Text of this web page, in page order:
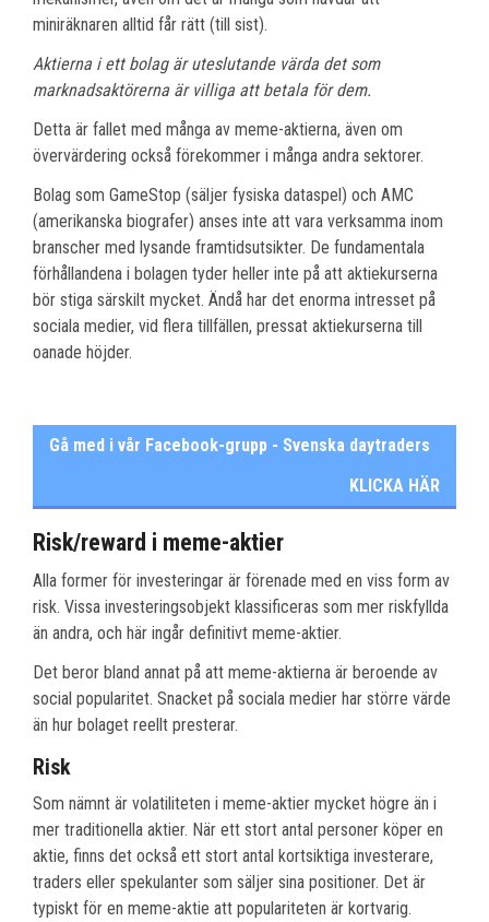
miniräknaren alltid får rätt (till sist).
Aktierna i ett bolag är uteslutande värda det som
marknadsaktörerna är villiga att betala för dem.
Detta är fallet med många av meme-aktierna, även om
övervärdering också förekommer i många andra sektorer.
Bolag som GameStop (säljer fysiska dataspel) och AMC
(amerikanska biografer) anses inte att vara verksamma inom
branscher med lysande framtidsutsikter. De fundamentala
förhållandena i bolagen tyder heller inte på att aktiekurserna
bör stiga särskilt mycket. Ändå har det enorma intresset på
sociala medier, vid flera tillfällen, pressat aktiekurserna till
oanade höjder.
Gå med i vår Facebook-grupp - Svenska daytraders
KLICKA HÄR
Risk/reward i meme-aktier
Alla former för investeringar är förenade med en viss form av
risk. Vissa investeringsobjekt klassificeras som mer riskfyllda
än andra, och här ingår definitivt meme-aktier.
Det beror bland annat på att meme-aktierna är beroende av
social popularitet. Snacket på sociala medier har större värde
än hur bolaget reellt presterar.
Risk
Som nämnt är volatiliteten i meme-aktier mycket högre än i
mer traditionella aktier. När ett stort antal personer köper en
aktie, finns det också ett stort antal kortsiktiga investerare,
traders eller spekulanter som säljer sina positioner. Det är
typiskt för en meme-aktie att populariteten är kortvarig.